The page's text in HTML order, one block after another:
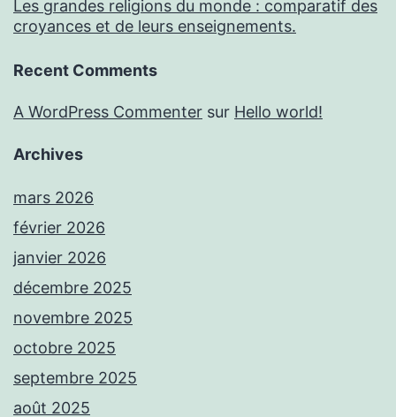
Les grandes religions du monde : comparatif des
croyances et de leurs enseignements.
Recent Comments
A WordPress Commenter sur Hello world!
Archives
mars 2026
février 2026
janvier 2026
décembre 2025
novembre 2025
octobre 2025
septembre 2025
août 2025